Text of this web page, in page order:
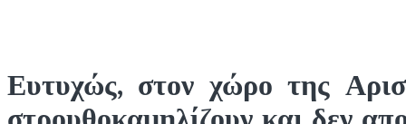
Ευτυχώς, στον χώρο της